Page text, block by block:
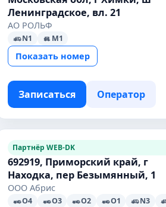
Ленинградское, вл. 21
АО РОЛЬФ
N1 M1
Показать номер
Записаться Оператор
Партнёр WEB-DK
692919, Приморский край, г
Находка, пер Безымянный, 1
ООО Абрис
O4 O3 O2 O1 N3